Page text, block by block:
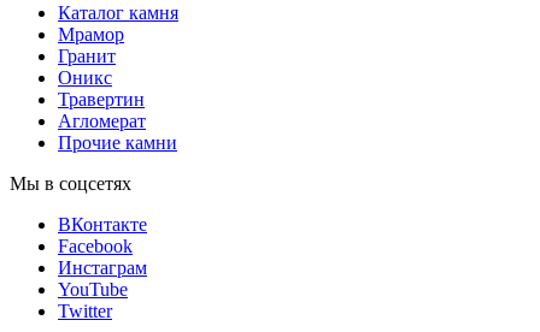
Каталог камня
Мрамор
Гранит
Оникс
Травертин
Агломерат
Прочие камни
Мы в соцсетях
ВКонтакте
Facebook
Инстаграм
YouTube
Twitter